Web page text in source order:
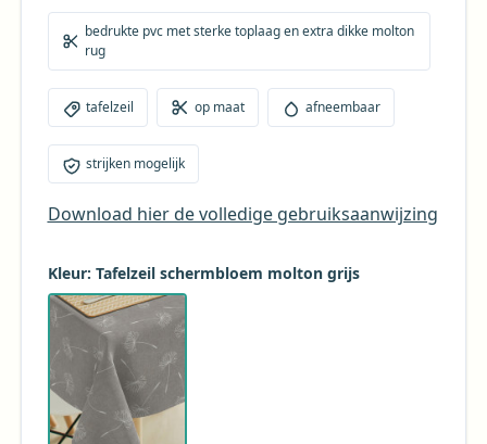
bedrukte pvc met sterke toplaag en extra dikke molton
rug
tafelzeil op maat afneembaar
strijken mogelijk
Download hier de volledige gebruiksaanwijzing
Kleur: Tafelzeil schermbloem molton grijs